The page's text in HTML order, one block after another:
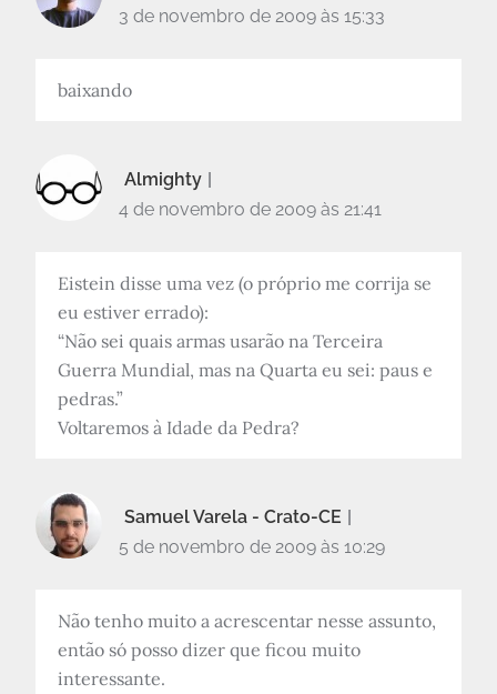
3 de novembro de 2009 às 15:33
baixando
Almighty
4 de novembro de 2009 às 21:41
Eistein disse uma vez (o próprio me corrija se
eu estiver errado):
“Não sei quais armas usarão na Terceira
Guerra Mundial, mas na Quarta eu sei: paus e
pedras.”
Voltaremos à Idade da Pedra?
Samuel Varela - Crato-CE
5 de novembro de 2009 às 10:29
Não tenho muito a acrescentar nesse assunto,
então só posso dizer que ficou muito
interessante.